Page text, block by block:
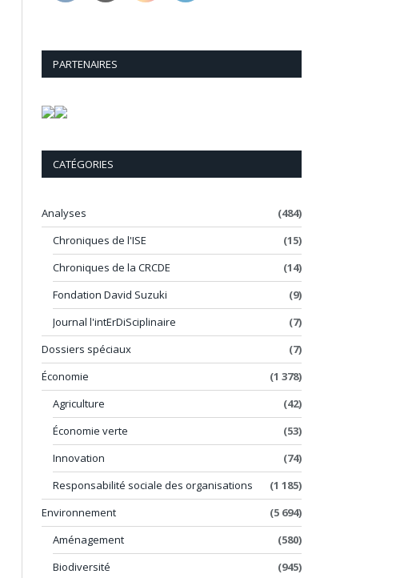
PARTENAIRES
CATÉGORIES
Analyses
(484)
Chroniques de l'ISE
(15)
Chroniques de la CRCDE
(14)
Fondation David Suzuki
(9)
Journal l'intErDiSciplinaire
(7)
Dossiers spéciaux
(7)
Économie
(1 378)
Agriculture
(42)
Économie verte
(53)
Innovation
(74)
Responsabilité sociale des organisations
(1 185)
Environnement
(5 694)
Aménagement
(580)
Biodiversité
(945)